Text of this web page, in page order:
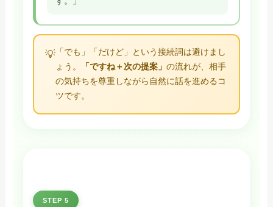
💡 「でも」「だけど」という接続詞は避けまし
ょう。
「ですね＋次の提案」の流れが、相手
の気持ちを尊重しながら自然に話を進めるコ
ツです。
STEP 5